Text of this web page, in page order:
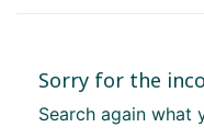
Sorry for the
Search again what